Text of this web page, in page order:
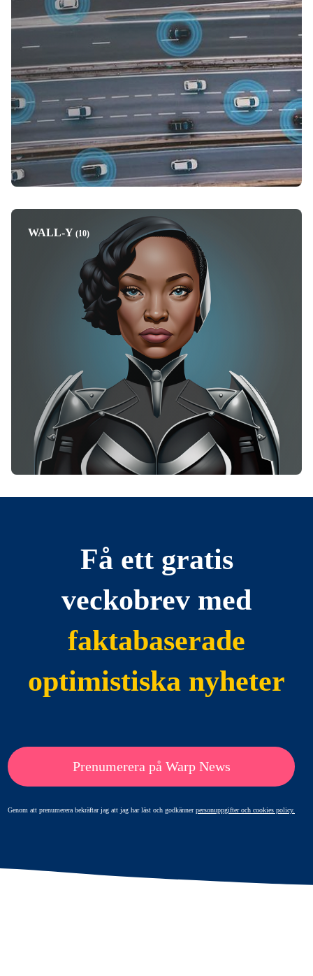
WALL-Y (10)
Få ett gratis
veckobrev med
faktabaserade
optimistiska nyheter
Prenumerera på Warp News
Genom att prenumerera bekräftar jag att jag har läst och godkännerpersonuppgifter och cookies policy.